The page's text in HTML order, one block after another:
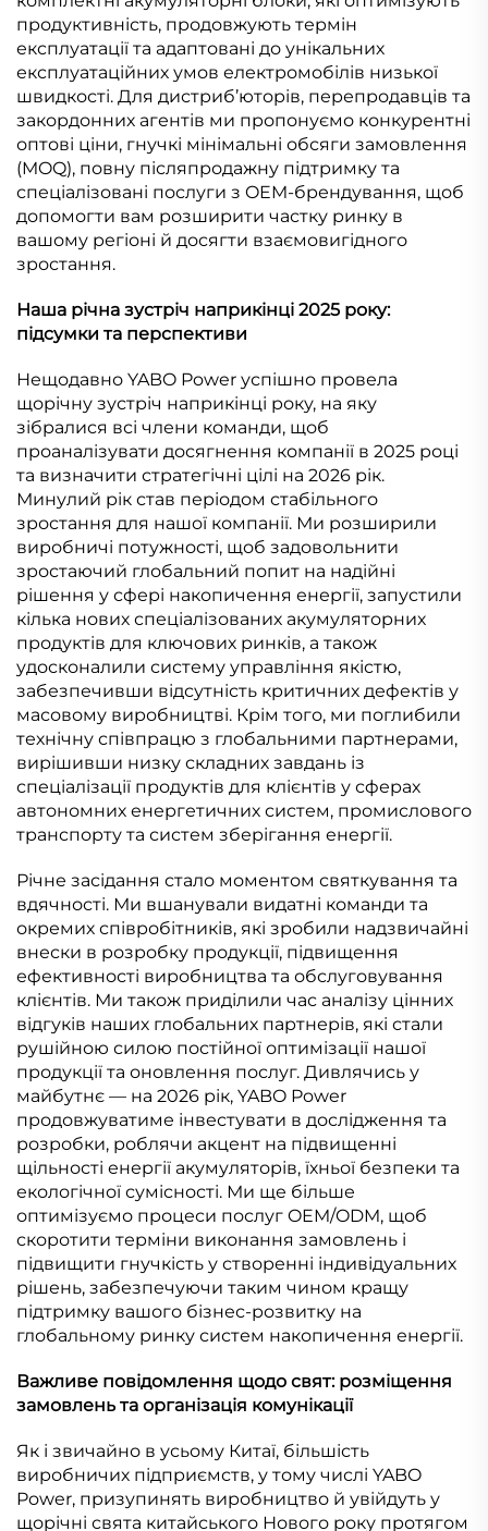
продуктивність, продовжують термін
експлуатації та адаптовані до унікальних
експлуатаційних умов електромобілів низької
швидкості. Для дистриб’юторів, перепродавців та
закордонних агентів ми пропонуємо конкурентні
оптові ціни, гнучкі мінімальні обсяги замовлення
(MOQ), повну післяпродажну підтримку та
спеціалізовані послуги з OEM-брендування, щоб
допомогти вам розширити частку ринку в
вашому регіоні й досягти взаємовигідного
зростання.
Наша річна зустріч наприкінці 2025 року:
підсумки та перспективи
Нещодавно YABO Power успішно провела
щорічну зустріч наприкінці року, на яку
зібралися всі члени команди, щоб
проаналізувати досягнення компанії в 2025 році
та визначити стратегічні цілі на 2026 рік.
Минулий рік став періодом стабільного
зростання для нашої компанії. Ми розширили
виробничі потужності, щоб задовольнити
зростаючий глобальний попит на надійні
рішення у сфері накопичення енергії, запустили
кілька нових спеціалізованих акумуляторних
продуктів для ключових ринків, а також
удосконалили систему управління якістю,
забезпечивши відсутність критичних дефектів у
масовому виробництві. Крім того, ми поглибили
технічну співпрацю з глобальними партнерами,
вирішивши низку складних завдань із
спеціалізації продуктів для клієнтів у сферах
автономних енергетичних систем, промислового
транспорту та систем зберігання енергії.
Річне засідання стало моментом святкування та
вдячності. Ми вшанували видатні команди та
окремих співробітників, які зробили надзвичайні
внески в розробку продукції, підвищення
ефективності виробництва та обслуговування
клієнтів. Ми також приділили час аналізу цінних
відгуків наших глобальних партнерів, які стали
рушійною силою постійної оптимізації нашої
продукції та оновлення послуг. Дивлячись у
майбутнє — на 2026 рік, YABO Power
продовжуватиме інвестувати в дослідження та
розробки, роблячи акцент на підвищенні
щільності енергії акумуляторів, їхньої безпеки та
екологічної сумісності. Ми ще більше
оптимізуємо процеси послуг OEM/ODM, щоб
скоротити терміни виконання замовлень і
підвищити гнучкість у створенні індивідуальних
рішень, забезпечуючи таким чином кращу
підтримку вашого бізнес-розвитку на
глобальному ринку систем накопичення енергії.
Важливе повідомлення щодо свят: розміщення
замовлень та організація комунікації
Як і звичайно в усьому Китаї, більшість
виробничих підприємств, у тому числі YABO
Power, призупинять виробництво й увійдуть у
щорічні свята китайського Нового року протягом